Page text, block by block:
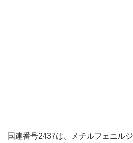
国連番号2437は、メチルフェニル